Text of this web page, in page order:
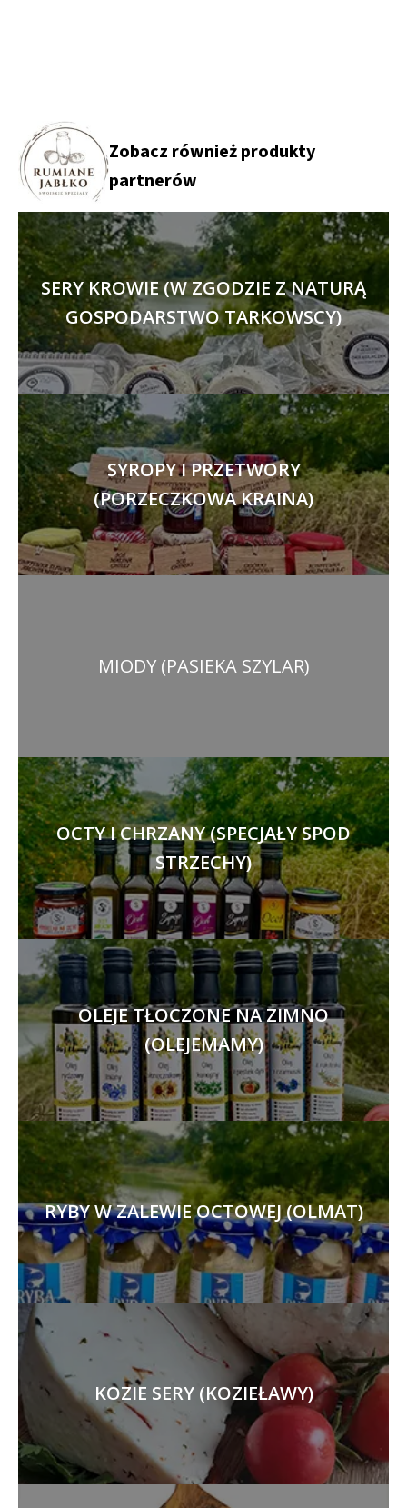
Zobacz również produkty
partnerów
SERY KROWIE (W ZGODZIE Z NATURĄ
GOSPODARSTWO TARKOWSCY)
SYROPY I PRZETWORY
(PORZECZKOWA KRAINA)
MIODY (PASIEKA SZYLAR)
OCTY I CHRZANY (SPECJAŁY SPOD
STRZECHY)
OLEJE TŁOCZONE NA ZIMNO
(OLEJEMAMY)
RYBY W ZALEWIE OCTOWEJ (OLMAT)
KOZIE SERY (KOZIEŁAWY)